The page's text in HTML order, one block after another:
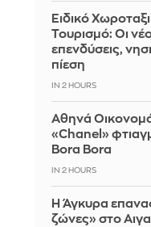
Ειδικό
Τουρισμό: Οι
επενδύσεις,
πίεση
IN 2 HOURS
Αθηνά
«Chanel»
Bora Bora
IN 2 HOURS
Η Άγκυρα
ζώνες» στο